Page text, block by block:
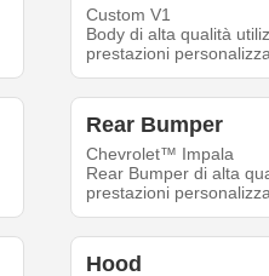
Custom V1
Body di alta qualità
prestazioni
Rear Bumper
Chevrolet™ Impala
Rear Bumper di alta
prestazioni
Hood